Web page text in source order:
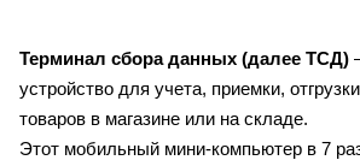
Терминал сбора данных (далее ТСД)
устройство для учета, приемки,
товаров в магазине или на складе.
Этот мобильный мини-компьютер в 7